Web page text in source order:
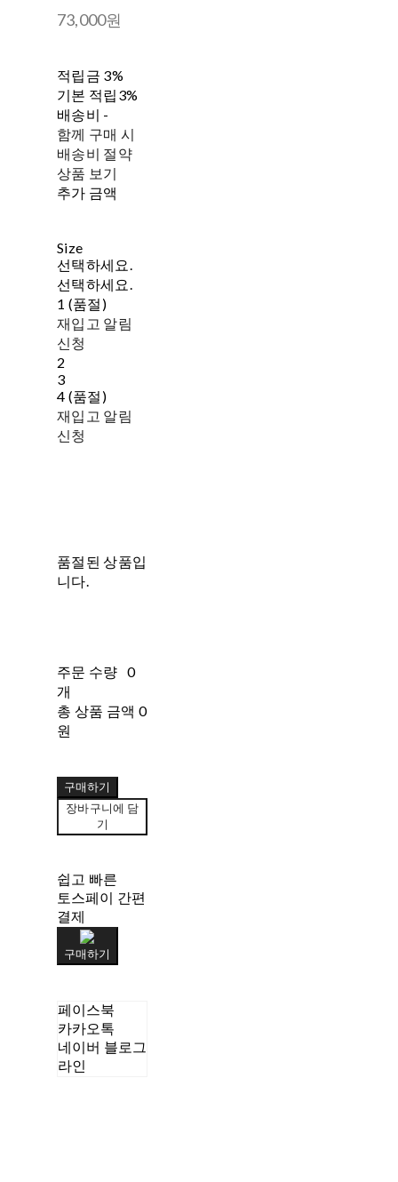
73,000원
적립금 3%
기본 적립 3%
배송비 -
함께 구매 시
배송비 절약
상품 보기
추가 금액
Size
선택하세요.
선택하세요.
1 (품절)
재입고 알림
신청
2
3
4 (품절)
재입고 알림
신청
품절된 상품입
니다.
주문 수량 0
개
총 상품 금액 0
원
구매하기
장바구니에 담
기
쉽고 빠른
토스페이 간편
결제
구매하기
페이스북
카카오톡
네이버 블로그
라인